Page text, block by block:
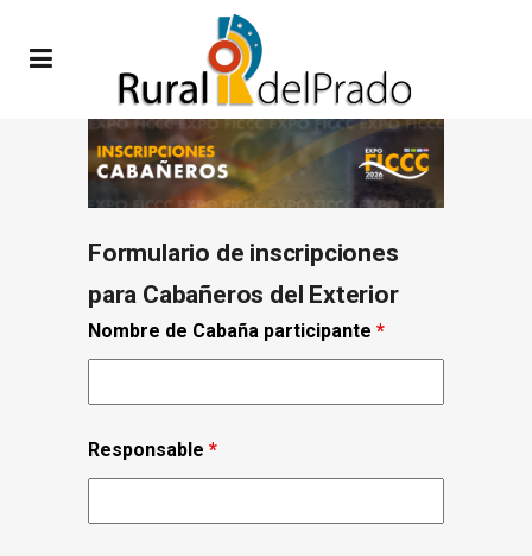
Formulario de inscripciones
para Cabañeros del Exterior
Nombre de Cabaña participante *
Responsable *